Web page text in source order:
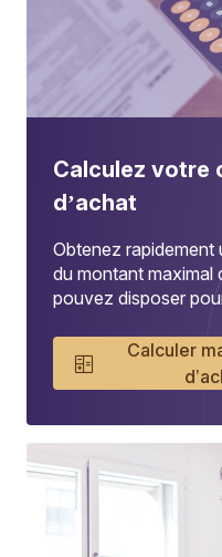
Calculez votre
d’achat
Obtenez rapidement
du montant maximal
pouvez disposer
Calculer